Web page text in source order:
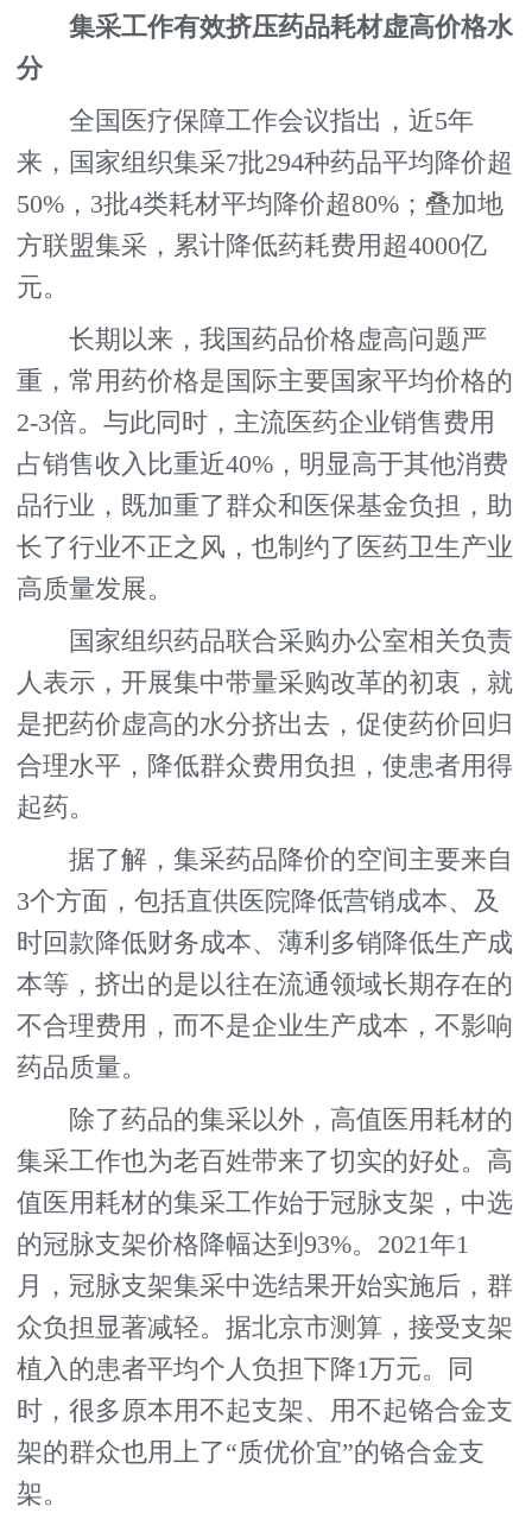
集采工作有效挤压药品耗材虚高价格水
分
全国医疗保障工作会议指出，近5年
来，国家组织集采7批294种药品平均降价超
50%，3批4类耗材平均降价超80%；叠加地
方联盟集采，累计降低药耗费用超4000亿
元。
长期以来，我国药品价格虚高问题严
重，常用药价格是国际主要国家平均价格的
2-3倍。与此同时，主流医药企业销售费用
占销售收入比重近40%，明显高于其他消费
品行业，既加重了群众和医保基金负担，助
长了行业不正之风，也制约了医药卫生产业
高质量发展。
国家组织药品联合采购办公室相关负责
人表示，开展集中带量采购改革的初衷，就
是把药价虚高的水分挤出去，促使药价回归
合理水平，降低群众费用负担，使患者用得
起药。
据了解，集采药品降价的空间主要来自
3个方面，包括直供医院降低营销成本、及
时回款降低财务成本、薄利多销降低生产成
本等，挤出的是以往在流通领域长期存在的
不合理费用，而不是企业生产成本，不影响
药品质量。
除了药品的集采以外，高值医用耗材的
集采工作也为老百姓带来了切实的好处。高
值医用耗材的集采工作始于冠脉支架，中选
的冠脉支架价格降幅达到93%。2021年1
月，冠脉支架集采中选结果开始实施后，群
众负担显著减轻。据北京市测算，接受支架
植入的患者平均个人负担下降1万元。同
时，很多原本用不起支架、用不起铬合金支
架的群众也用上了“质优价宜”的铬合金支
架。